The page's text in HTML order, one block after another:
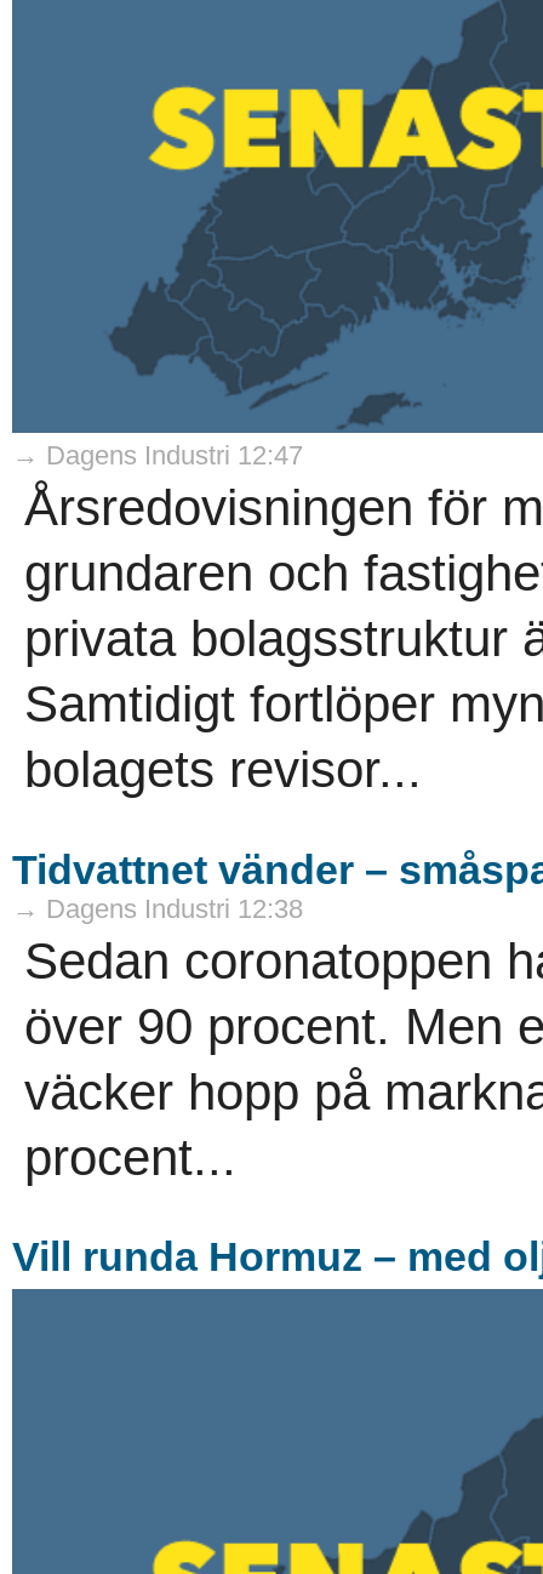
→ Dagens Industri 12:47
Årsredovisningen för
grundaren och
privata bolagsstruktur
Samtidigt fortlöper
bolagets revisor...
Tidvattnet vänder –
→ Dagens Industri 12:38
Sedan coronatoppen
över 90 procent. Men
väcker hopp på
procent...
Vill runda Hormuz – med